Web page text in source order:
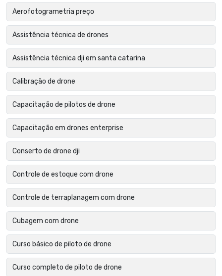
Aerofotogrametria preço
Assistência técnica de drones
Assistência técnica dji em santa catarina
Calibração de drone
Capacitação de pilotos de drone
Capacitação em drones enterprise
Conserto de drone dji
Controle de estoque com drone
Controle de terraplanagem com drone
Cubagem com drone
Curso básico de piloto de drone
Curso completo de piloto de drone